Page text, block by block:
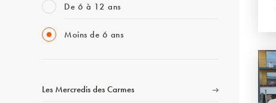
De 6 à 12 ans
Moins de 6 ans
Les Mercredis des Carmes